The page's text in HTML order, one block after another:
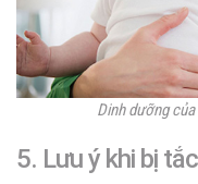
Dinh dưỡng
5. Lưu ý khi bị